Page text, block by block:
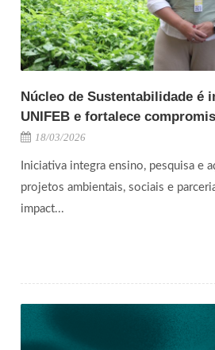
Núcleo de Sustentabilidade é
UNIFEB e fortalece
18/03/2026
Iniciativa integra ensino, pesquisa e
projetos ambientais, sociais e
impact...